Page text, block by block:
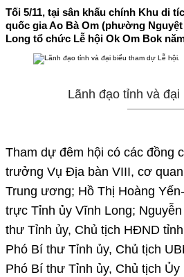
Tối 5/11, tại sân khấu chính Khu di
quốc gia Ao Bà Om (phường
Long tổ chức Lễ hội Ok Om Bok
Lãnh đạo tỉnh và
Tham dự đêm hội có các đồng
trưởng Vụ Địa bàn VIII, cơ
Trung ương; Hồ Thị Hoàng
trực Tỉnh ủy Vĩnh Long;
thư Tỉnh ủy, Chủ tịch HĐND
Phó Bí thư Tỉnh ủy, Chủ tịch
Phó Bí thư Tỉnh ủy, Chủ tịch